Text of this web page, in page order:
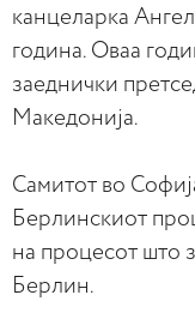
канцеларка
година. Оваа
заеднички
Македонија.
Самитот во
Берлинскиот
на процесот што
Берлин.